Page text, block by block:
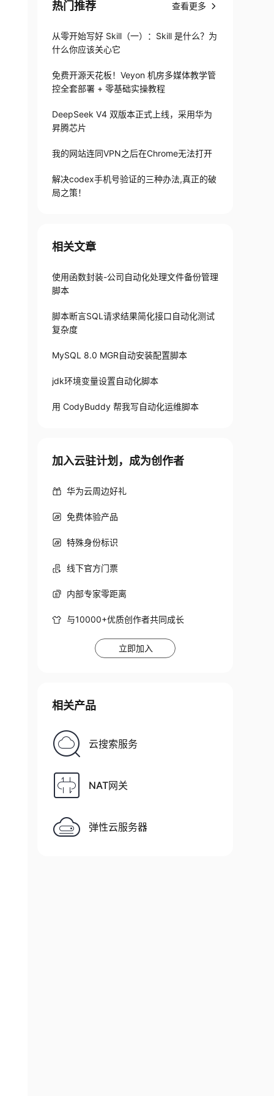
/slf4j/imp
html#multiple_bindings for
not be available
热门推荐 查看更多
从零开始写好 Skill（一）：Skill 是什么？为
什么你应该关心它
免费开源天花板！Veyon 机房多媒体教学管
控全套部署 + 零基础实操教程
DeepSeek V4 双版本正式上线，采用华为
昇腾芯片
我的网站连同VPN之后在Chrome无法打开
解决codex手机号验证的三种办法,真正的破
局之策！
相关文章
使用函数封装-公司自动化处理文件备份管理
脚本
脚本断言SQL请求结果简化接口自动化测试
复杂度
MySQL 8.0 MGR自动安装配置脚本
jdk环境变量设置自动化脚本
用 CodyBuddy 帮我写自动化运维脚本
加入云驻计划，成为创作者
华为云周边好礼
免费体验产品
特殊身份标识
线下官方门票
内部专家零距离
与10000+优质创作者共同成长
立即加入
相关产品
云搜索服务
NAT网关
弹性云服务器